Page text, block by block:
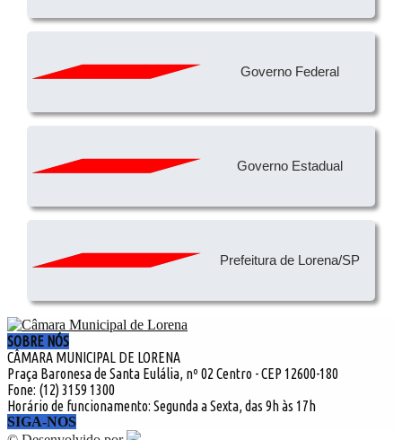
Governo Federal
Governo Estadual
Prefeitura de Lorena/SP
SOBRE NÓS
CÂMARA MUNICIPAL DE LORENA
Praça Baronesa de Santa Eulália, nº 02 Centro - CEP 12600-180
Fone: (12) 3159 1300
Horário de funcionamento: Segunda a Sexta, das 9h às 17h
SIGA-NOS